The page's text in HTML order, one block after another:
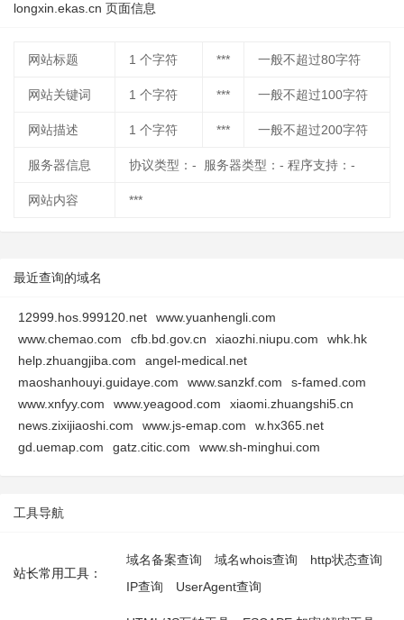
longxin.ekas.cn 页面信息
网站标题 1 个字符 *** 一般不超过80字符
网站关键词 1 个字符 *** 一般不超过100字符
网站描述 1 个字符 *** 一般不超过200字符
服务器信息 协议类型：- 服务器类型：- 程序支持：-
网站内容 ***
最近查询的域名
12999.hos.999120.net
www.yuanhengli.com
www.chemao.com
cfb.bd.gov.cn xiaozhi.niupu.com
whk.hk
help.zhuangjiba.com
angel-medical.net
maoshanhouyi.guidaye.com
www.sanzkf.com
s-famed.com
www.xnfyy.com
www.yeagood.com
xiaomi.zhuangshi5.cn
news.zixijiaoshi.com
www.js-emap.com
w.hx365.net
gd.uemap.com
gatz.citic.com www.sh-minghui.com
工具导航
站长常用工具：
域名备案查询 域名whois查询
http状态查询
IP查询
UserAgent查询